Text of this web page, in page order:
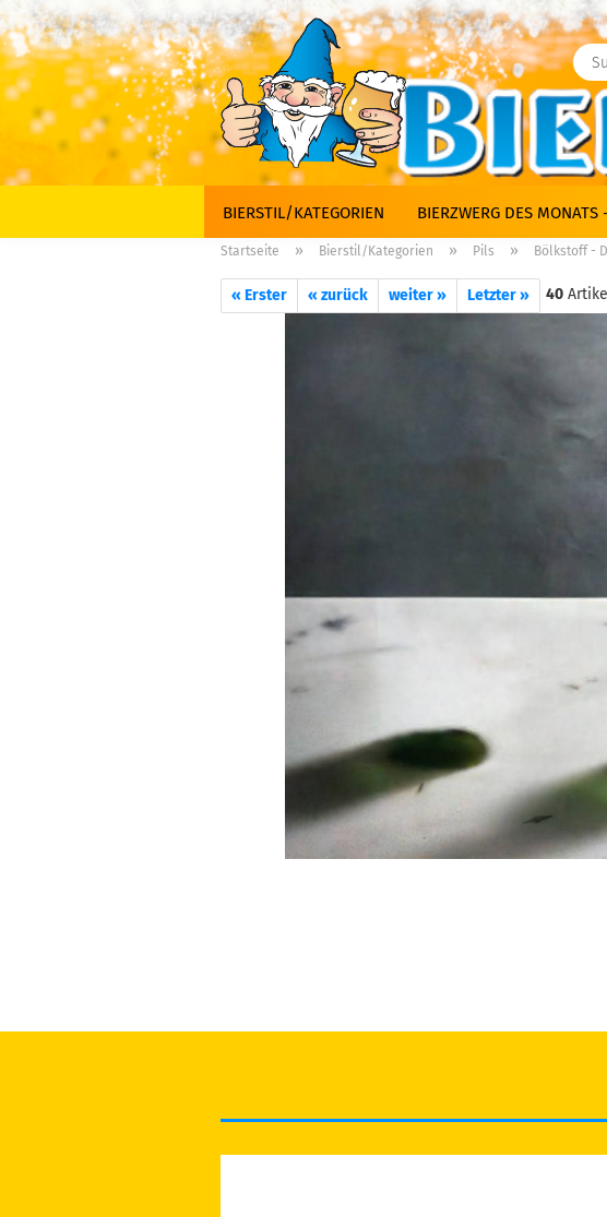
BIERSTIL/KATEGORIEN BIERZWERG DES MONATS
Startseite » Bierstil/Kategorien » Pils » Bölkstoff -
« Erster « zurück weiter » Letzter » 40